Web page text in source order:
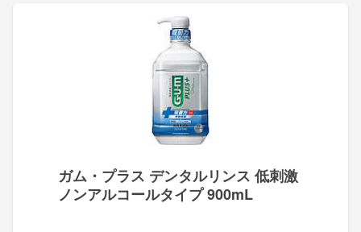
ガム・プラス デンタルリンス 低刺激
ノンアルコールタイプ 900mL